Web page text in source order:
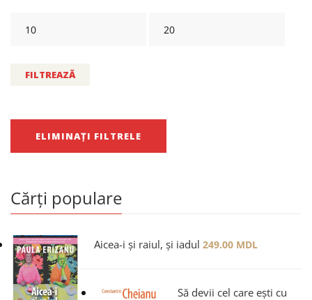
FILTREAZĂ
ELIMINAȚI FILTRELE
Cărți populare
Aicea-i și raiul, și iadul 249.00 MDL
Să devii cel care ești cu